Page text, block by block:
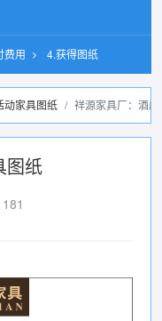
费用 4.获得图纸
动家具图纸 祥源家具厂：酒
图纸